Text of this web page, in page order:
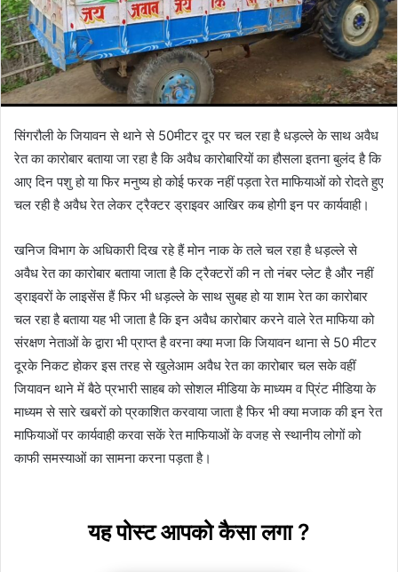
सिंगरौली के जियावन से थाने से 50मीटर दूर पर चल रहा है धड़ल्ले के साथ अवैध
रेत का कारोबार बताया जा रहा है कि अवैध कारोबारियों का हौसला इतना बुलंद है कि
आए दिन पशु हो या फिर मनुष्य हो कोई फरक नहीं पड़ता रेत माफियाओं को रोदते हुए
चल रही है अवैध रेत लेकर ट्रैक्टर ड्राइवर आखिर कब होगी इन पर कार्यवाही।
खनिज विभाग के अधिकारी दिख रहे हैं मोन नाक के तले चल रहा है धड़ल्ले से
अवैध रेत का कारोबार बताया जाता है कि ट्रैक्टरों की न तो नंबर प्लेट है और नहीं
ड्राइवरों के लाइसेंस हैं फिर भी धड़ल्ले के साथ सुबह हो या शाम रेत का कारोबार
चल रहा है बताया यह भी जाता है कि इन अवैध कारोबार करने वाले रेत माफिया को
संरक्षण नेताओं के द्वारा भी प्राप्त है वरना क्या मजा कि जियावन थाना से 50 मीटर
दूरके निकट होकर इस तरह से खुलेआम अवैध रेत का कारोबार चल सके वहीं
जियावन थाने में बैठे प्रभारी साहब को सोशल मीडिया के माध्यम व प्रिंट मीडिया के
माध्यम से सारे खबरों को प्रकाशित करवाया जाता है फिर भी क्या मजाक की इन रेत
माफियाओं पर कार्यवाही करवा सकें रेत माफियाओं के वजह से स्थानीय लोगों को
काफी समस्याओं का सामना करना पड़ता है।
यह पोस्ट आपको कैसा लगा ?